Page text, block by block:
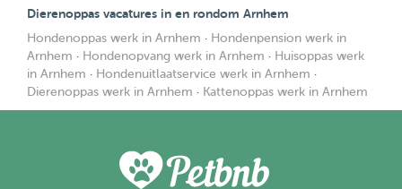
Dierenoppas vacatures in en rondom Arnhem
Hondenoppas werk in Arnhem · Hondenpension werk in
Arnhem · Hondenopvang werk in Arnhem · Huisoppas werk
in Arnhem · Hondenuitlaatservice werk in Arnhem ·
Dierenoppas werk in Arnhem · Kattenoppas werk in Arnhem